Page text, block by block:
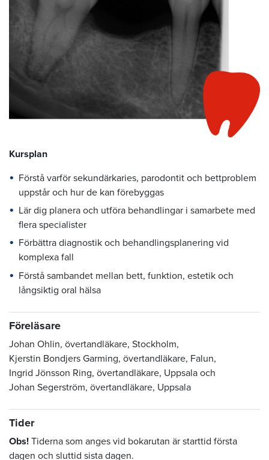
Kursplan
Förstå varför sekundärkaries, parodontit och bettproblem
uppstår och hur de kan förebyggas
Lär dig planera och utföra behandlingar i samarbete med
flera specialister
Förbättra diagnostik och behandlingsplanering vid
komplexa fall
Förstå sambandet mellan bett, funktion, estetik och
långsiktig oral hälsa
Föreläsare
Johan Ohlin, övertandläkare, Stockholm,
Kjerstin Bondjers Garming, övertandläkare, Falun,
Ingrid Jönsson Ring, övertandläkare, Uppsala och
Johan Segerström, övertandläkare, Uppsala
Tider
Obs! Tiderna som anges vid bokarutan är starttid första
dagen och sluttid sista dagen.